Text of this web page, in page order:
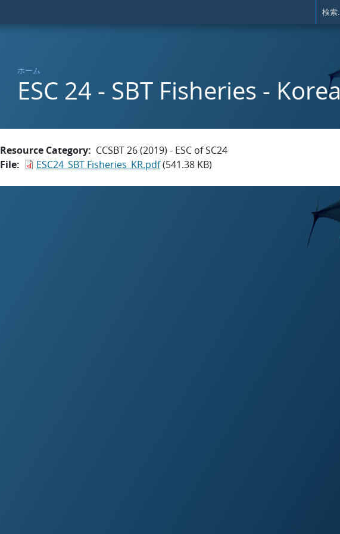
ホーム
ESC 24 - SBT Fisheries - Korea
Resource Category
CCSBT 26 (2019) - ESC of SC24
File
ESC24_SBT Fisheries_KR.pdf(541.38 KB)